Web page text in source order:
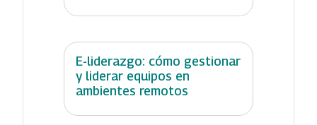
E-liderazgo: cómo gestionar
y liderar equipos en
ambientes remotos